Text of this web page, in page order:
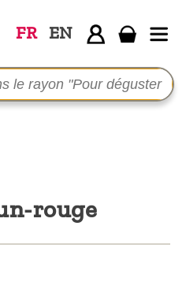
FR EN
rouge